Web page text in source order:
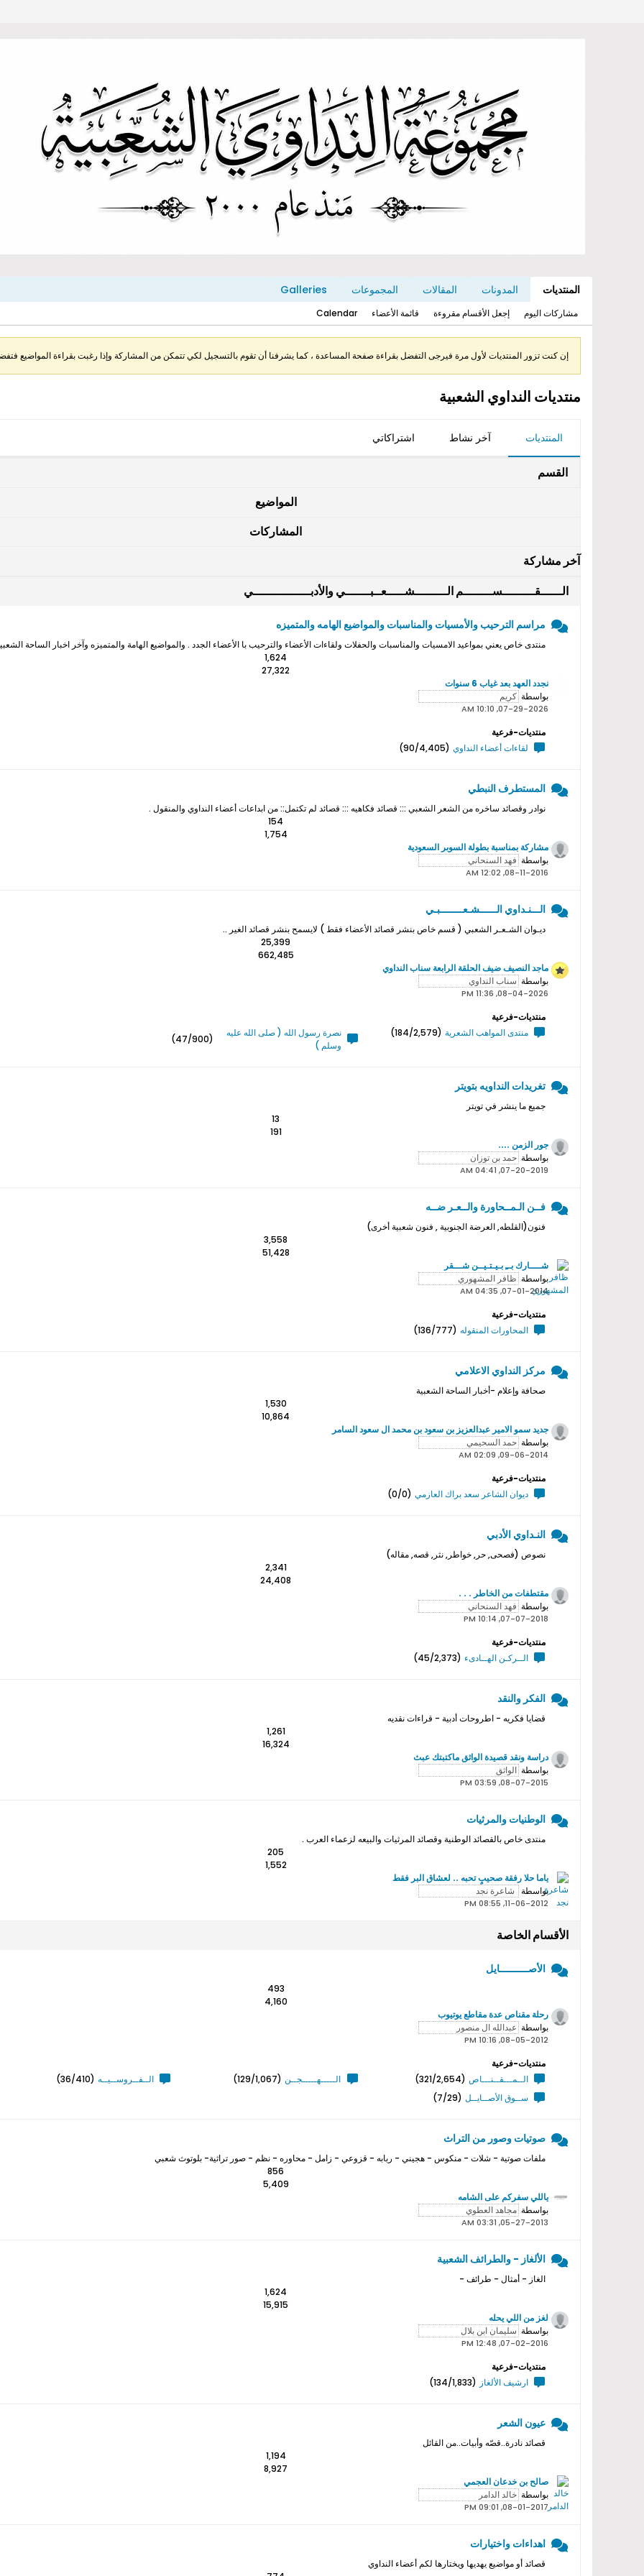
المنتديات المدونات المقالات المجموعات Galleries
مشاركات اليوم إجعل الأقسام مقروءة قائمة الأعضاء Calendar
إن كنت تزور المنتديات لأول مرة فيرجى التفضل بقراءة صفحة المساعدة ، كما يشرفنا أن تقوم بالتسجيل لكي تتمكن من المشاركة وإذا رغبت بقراءة المواضيع
منتديات النداوي الشعبية
المنتديات آخر نشاط اشتراكاتي
القسم
المواضيع
المشاركات
آخر مشاركة
الــــــقـــــــــســــــــم الـــــــــشـــــعــبـــــــي والأدبــــــــــــــــي
مراسم الترحيب والأمسيات والمناسبات والمواضيع الهامه والمتميزه
منتدى خاص يعني بمواعيد الامسيات والمناسبات والحفلات ولقاءات الأعضاء والترحيب با الأعضاء الجدد . والمواضيع الهامة والمتميزه وآخر اخبار الساحة
1,624
27,322
نجدد العهد بعد غياب 6 سنوات
بواسطة
07-29-2026, 10:10 AM
منتديات-فرعية
لقاءات أعضاء النداوي (90/4,405)
المستطرف النبطي
نوادر وقصائد ساخره من الشعر الشعبي ::: قصائد فكاهيه ::: قصائد لم تكتمل:: من ابداعات أعضاء النداوي والمنقول .
154
1,754
مشاركة بمناسبة بطولة السوبر السعودية
بواسطة
08-11-2016, 12:02 AM
الـــنـداوي الــــــشـعــــــــبـي
ديـوان الشـعـر الشعبي ( قسم خاص بنشر قصائد الأعضاء فقط ) لايسمح بنشر قصائد الغير ..
25,399
662,485
ماجد النصيف ضيف الحلقة الرابعة سناب النداوي
بواسطة
08-04-2026, 11:36 PM
منتديات-فرعية
منتدى المواهب الشعرية (184/2,579)
نصرة رسول الله ( صلى الله عليه
وسلم )
(47/900)
تغريدات النداويه بتويتر
جميع ما ينشر في تويتر
13
191
جور الزمن ....
بواسطة
07-20-2019, 04:41 AM
فــن الـمــحاورة والــعـر ضــه
فنون(القلطه, العرضة الجنوبية , فنون شعبية أخرى)
3,558
51,428
شــــارك بــِ بـيـتـيــن شـــقر
بواسطة
07-01-2014, 04:35 AM
منتديات-فرعية
المحاورات المنقوله (136/777)
مركز النداوي الاعلامي
صحافة وإعلام -أخبار الساحة الشعبية
1,530
10,864
جديد سمو اﻻمير عبدالعزيز بن سعود بن محمد ال سعود السامر
بواسطة
09-06-2014, 02:09 AM
منتديات-فرعية
ديوان الشاعر سعد براك العازمي (0/0)
النـداوي الأدبي
نصوص (فصحى, حر, خواطر, نثر, قصه, مقاله)
2,341
24,408
مقتطفات من الخاطر . . .
بواسطة
07-07-2018, 10:14 PM
منتديات-فرعية
الــركـن الهــادىء (45/2,373)
الفكر والنقد
قضايا فكريه - اطروحات أدبية - قراءات نقديه
1,261
16,324
دراسة ونقد قصيدة الواثق ماكتبتك عبث
بواسطة
08-07-2015, 03:59 PM
الوطنيات والمرثيات
منتدى خاص بالقصائد الوطنية وقصائد المرثيات والبيعه لزعماء العرب .
205
1,552
ياما حلا رفقة صحيبٍ تحبه .. لعشاق البر فقط
بواسطة
11-06-2012, 08:55 PM
الأقسام الخاصة
الأصــــــــــايل
493
4,160
رحلة مقناص عدة مقاطع يوتيوب
بواسطة
08-05-2012, 10:16 PM
منتديات-فرعية
الــمـــقــنـــاص (321/2,654) الـــــهـــــجــن (129/1,067) الــفــروســيــه (36/410)
ســوق الأصــايــل (7/29)
صوتيات وصور من التراث
ملفات صوتية - شلات - منكوس - هجيني - ربابه - قزوعي - زامل - محاوره - نظم - صور تراثية- بلوتوث شعبي
856
5,409
ياللي سفركم على الشامه
بواسطة
05-27-2013, 03:31 AM
الألغاز - والطرائف الشعبية
الغاز - أمثال - طرائف -
1,624
15,915
لغز من اللي يحله
بواسطة
07-02-2016, 12:48 PM
منتديات-فرعية
ارشيف الألغاز (134/1,833)
عيون الشعر
قصائد نادرة..قصّه وأبيات..من القائل
1,194
8,927
صالح بن خدعان العجمي
بواسطة
08-01-2017, 09:01 PM
اهداءات واختيارات
قصائد أو مواضيع يهديها ويختارها لكم أعضاء النداوي